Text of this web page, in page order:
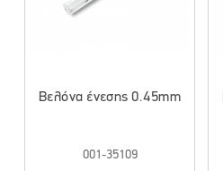
Βελόνα ένεσης 0.45mm
001-35109